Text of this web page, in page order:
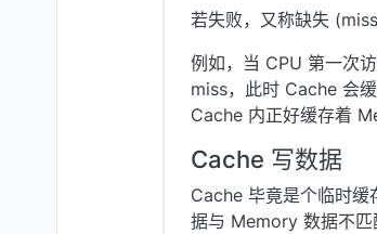
若失败，又称缺失
例如，当 CPU 第一次
miss，此时 Cache 会
Cache 内正好缓存着
Cache 写数据
Cache 毕竟是个临时
据与 Memory 数据不